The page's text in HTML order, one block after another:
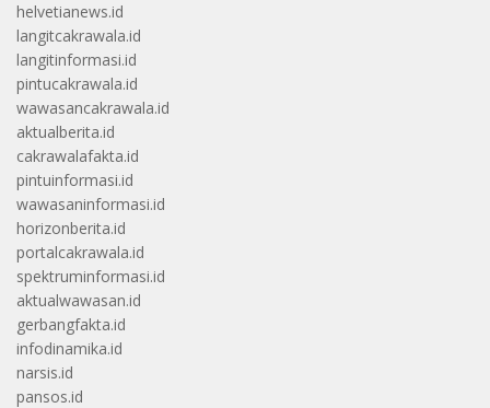
helvetianews.id
langitcakrawala.id
langitinformasi.id
pintucakrawala.id
wawasancakrawala.id
aktualberita.id
cakrawalafakta.id
pintuinformasi.id
wawasaninformasi.id
horizonberita.id
portalcakrawala.id
spektruminformasi.id
aktualwawasan.id
gerbangfakta.id
infodinamika.id
narsis.id
pansos.id